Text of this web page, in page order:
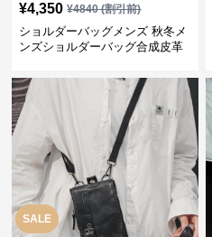
¥4,350 ¥4840(割引前)
ショルダーバッグメンズ 秋冬メ
ンズショルダーバッグ合成皮革
SALE